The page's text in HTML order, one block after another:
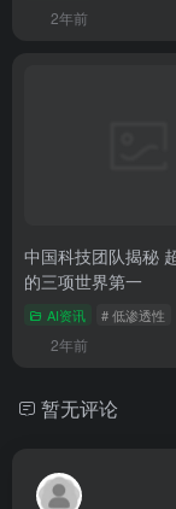
2年前
中国科技团队揭秘
的三项世界第一
AI资讯 # 低渗透性
2年前
暂无评论